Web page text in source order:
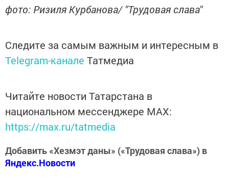
фото: Ризиля Курбанова/ "Трудовая слава"
Следите за самым важным и интересным в
Telegram-канале Татмедиа
Читайте новости Татарстана в
национальном мессенджере MАХ:
https://max.ru/tatmedia
Добавить «Хезмэт даны» («Трудовая слава») в
Яндекс.Новости